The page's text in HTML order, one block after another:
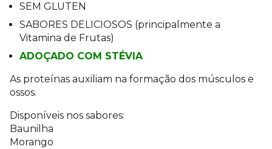
SEM GLUTEN
SABORES DELICIOSOS (principalmente a
Vitamina de Frutas)
ADOÇADO COM STÉVIA
As proteínas auxiliam na formação dos músculos e
ossos.
Disponíveis nos sabores:
Baunilha
Morango